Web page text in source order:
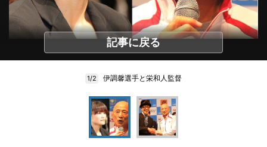
記事に戻る
1/2 伊調馨選手と栄和人監督